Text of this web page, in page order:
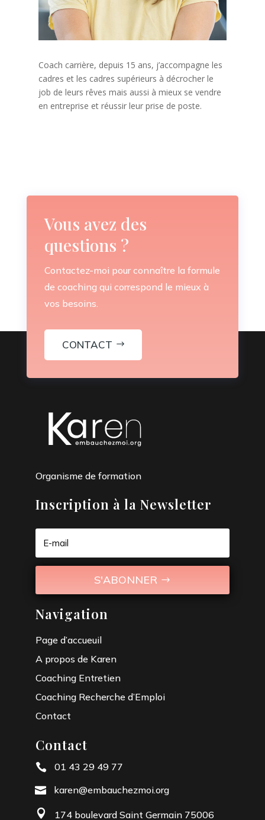
Coach carrière, depuis 15 ans, j’accompagne les
cadres et les cadres supérieurs à décrocher le
job de leurs rêves mais aussi à mieux se vendre
en entreprise et réussir leur prise de poste.
Vous avez des
questions ?
Contactez-moi pour connaître la formule
de coaching qui correspond le mieux à
vos besoins.
CONTACT
Organisme de formation
Inscription à la Newsletter
S'ABONNER
Navigation
Page d’accueuil
A propos de Karen
Coaching Entretien
Coaching Recherche d’Emploi
Contact
Contact
 01 43 29 49 77
 karen@embauchezmoi.org
 174 boulevard Saint Germain 75006